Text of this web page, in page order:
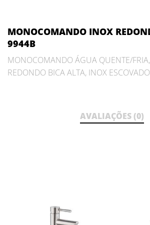
MONOCOMANDO INOX
9944B
MONOCOMANDO ÁGUA QUENTE/
REDONDO BICA ALTA, INOX
AVALIAÇÕES (0)